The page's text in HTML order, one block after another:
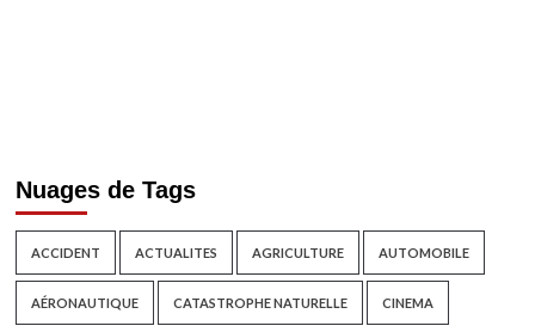
Nuages de Tags
ACCIDENT ACTUALITES AGRICULTURE AUTOMOBILE
AÉRONAUTIQUE CATASTROPHE NATURELLE CINEMA